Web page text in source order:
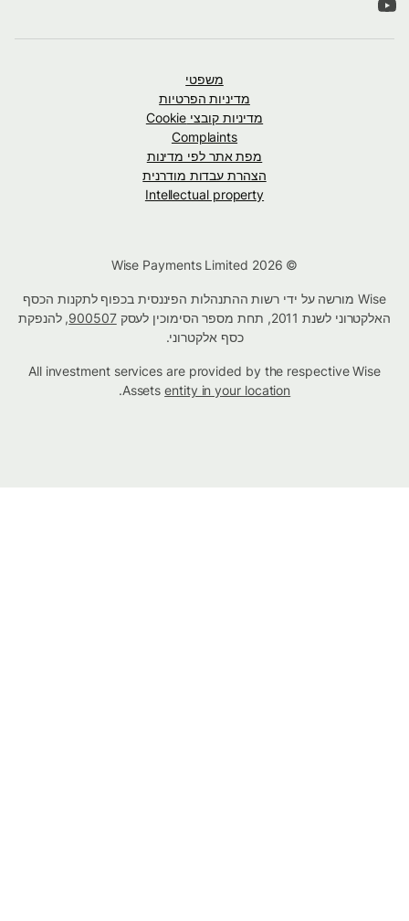
משפטי
מדיניות הפרטיות
מדיניות קובצי Cookie
Complaints
מפת אתר לפי מדינות
הצהרת עבדות מודרנית
Intellectual property
Wise מורשה על ידי רשות ההתנהלות הפיננסית בכפוף לתקנות הכסף
האלקטרוני לשנת 2011, תחת מספר הסימוכין לעסק
900507, להנפקת
כסף אלקטרוני.
All investment services are provided by the respective Wise
Assetsentity in your location
.